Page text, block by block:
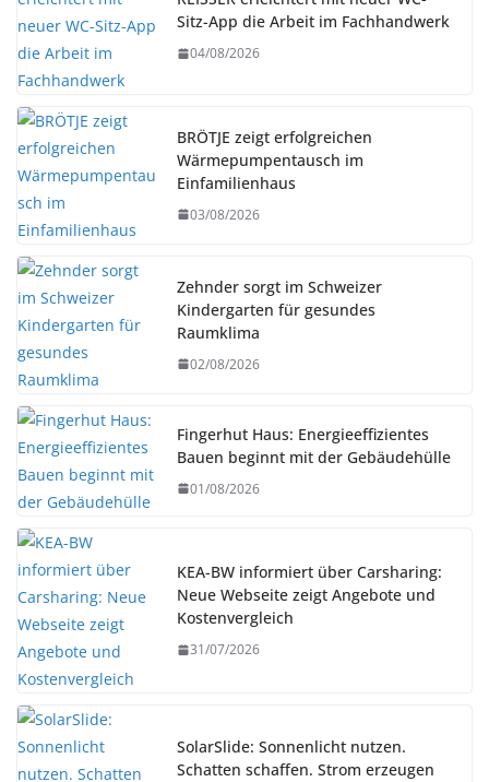
Sitz-App die Arbeit im Fachhandwerk
04/08/2026
BRÖTJE zeigt erfolgreichen
Wärmepumpentausch im
Einfamilienhaus
03/08/2026
Zehnder sorgt im Schweizer
Kindergarten für gesundes
Raumklima
02/08/2026
Fingerhut Haus: Energieeffizientes
Bauen beginnt mit der Gebäudehülle
01/08/2026
KEA-BW informiert über Carsharing:
Neue Webseite zeigt Angebote und
Kostenvergleich
31/07/2026
SolarSlide: Sonnenlicht nutzen.
Schatten schaffen. Strom erzeugen